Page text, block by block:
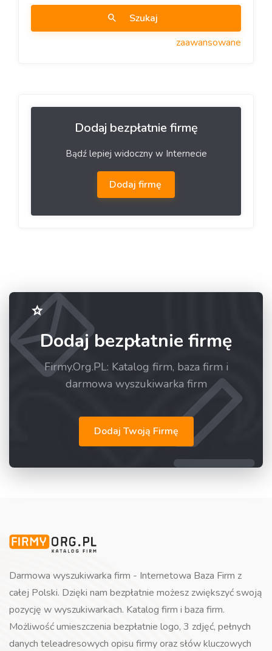
Szukaj
zaawansowane
Dodaj bezpłatnie firmę
Bądź lepiej widoczny w Internecie
Dodaj firmę
Dodaj bezpłatnie firmę
Firmy.Org.PL: Katalog firm, baza firm i
darmowa wyszukiwarka firm
Dodaj Twoją Firmę
Darmowa wyszukiwarka firm - Internetowa Baza Firm z
całej Polski. Dzięki nam bezpłatnie możesz zwiększyć swoją
pozycję w wyszukiwarkach. Katalog firm i baza firm.
Możliwość umieszczenia bezpłatnie logo, 3 zdjęć, pełnych
danych teleadresowych opisu firmy oraz słów kluczowych